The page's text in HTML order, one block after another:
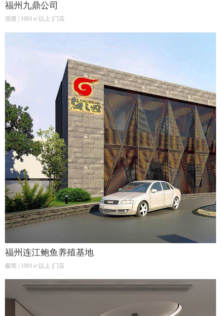
福州九鼎公司
混搭 | 1001㎡以上 |门店
福州连江鲍鱼养殖基地
极简 | 1001㎡以上 |门店